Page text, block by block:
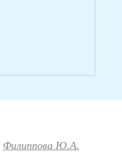
Филиппова Ю.А.